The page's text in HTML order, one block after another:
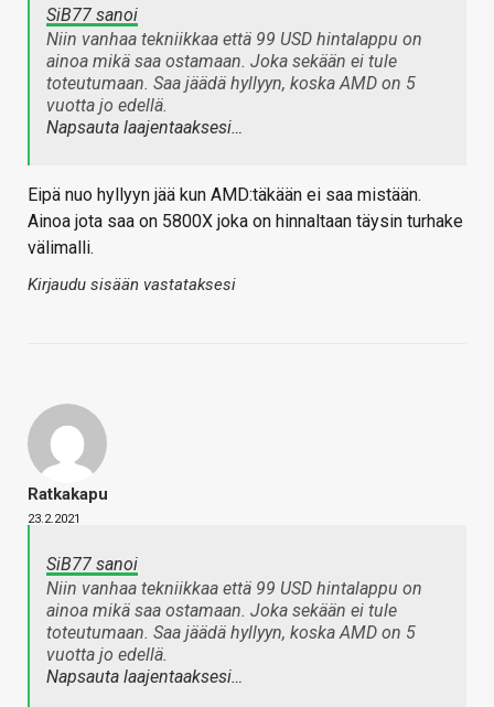
SiB77 sanoi
Niin vanhaa tekniikkaa että 99 USD hintalappu on
ainoa mikä saa ostamaan. Joka sekään ei tule
toteutumaan. Saa jäädä hyllyyn, koska AMD on 5
vuotta jo edellä.
Napsauta laajentaaksesi…
Eipä nuo hyllyyn jää kun AMD:täkään ei saa mistään.
Ainoa jota saa on 5800X joka on hinnaltaan täysin turhake
välimalli.
Kirjaudu sisään vastataksesi
Ratkakapu
23.2.2021
SiB77 sanoi
Niin vanhaa tekniikkaa että 99 USD hintalappu on
ainoa mikä saa ostamaan. Joka sekään ei tule
toteutumaan. Saa jäädä hyllyyn, koska AMD on 5
vuotta jo edellä.
Napsauta laajentaaksesi…